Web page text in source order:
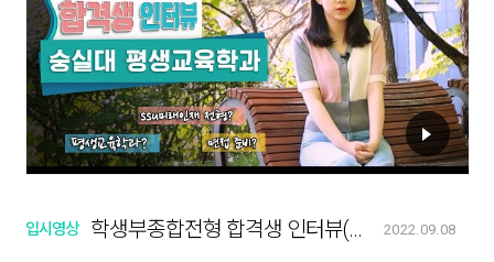
입시영상 학생부종합전형 합격생 인터뷰(평생교육학과) 2022.09.08